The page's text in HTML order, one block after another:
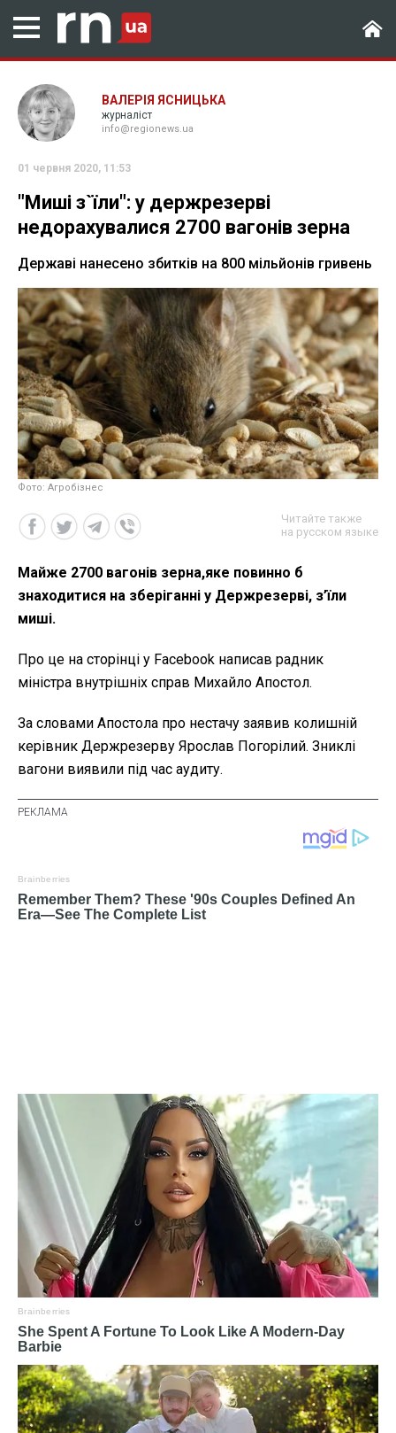
ВАЛЕРІЯ ЯСНИЦЬКА
журналіст
info@regionews.ua
01 червня 2020, 11:53
"Миші з`їли": у держрезерві
недорахувалися 2700 вагонів зерна
Державі нанесено збитків на 800 мільйонів гривень
Фото: Агробізнес
Читайте также
на русском языке
Майже 2700 вагонів зерна,яке повинно б
знаходитися на зберіганні у Держрезерві, з’їли
миші.
Про це на сторінці у Facebook написав радник
міністра внутрішніх справ Михайло Апостол.
За словами Апостола про нестачу заявив колишній
керівник Держрезерву Ярослав Погорілий. Зниклі
вагони виявили під час аудиту.